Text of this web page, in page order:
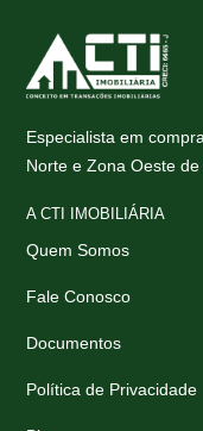
Especialista em
Norte e Zona Oeste de
A CTI IMOBILIÁRIA
Quem Somos
Fale Conosco
Documentos
Política de Privacidade